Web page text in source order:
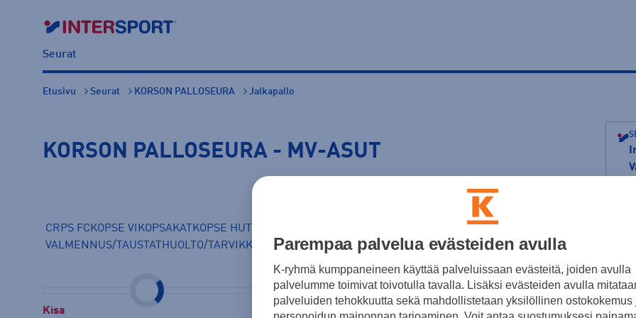
Seurat
Etusivu Seurat KORSON PALLOSEURA Jalkapallo
KORSON PALLOSEURA - MV-ASUT
CRPS FC KOPSE VI KOPSAKATKOPSE HUTI P2017P2018
VALMENNUS/TAUSTATHUOLTO/TARVIKKEET
Kisa
Kisa
Kotipeli
Parempaa palvelua evästeiden avulla
K-ryhmä kumppaneineen käyttää palveluissaan evästeitä, joiden avulla
palvelumme toimivat toivotulla tavalla. Lisäksi evästeiden avulla
palveluiden tehokkuutta sekä mahdollistetaan yksilöllinen ostokokemus